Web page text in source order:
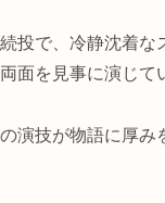
投で、冷静沈着な
面を見事に演じて
演技が物語に厚み